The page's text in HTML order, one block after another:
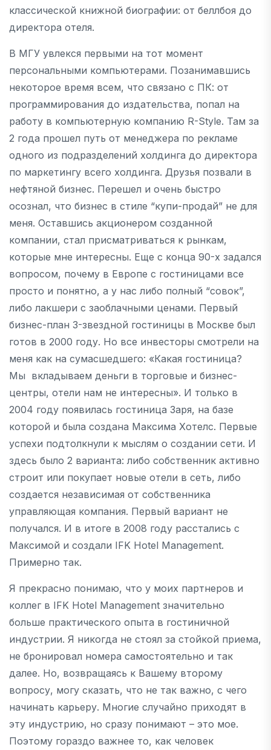
классической книжной биографии: от беллбоя до
директора отеля.
В МГУ увлекся первыми на тот момент
персональными компьютерами. Позанимавшись
некоторое время всем, что связано с ПК: от
программирования до издательства, попал на
работу в компьютерную компанию R-Style. Там за
2 года прошел путь от менеджера по рекламе
одного из подразделений холдинга до директора
по маркетингу всего холдинга. Друзья позвали в
нефтяной бизнес. Перешел и очень быстро
осознал, что бизнес в стиле “купи-продай” не для
меня. Оставшись акционером созданной
компании, стал присматриваться к рынкам,
которые мне интересны. Еще с конца 90-х задался
вопросом, почему в Европе с гостиницами все
просто и понятно, а у нас либо полный “совок”,
либо лакшери с заоблачными ценами. Первый
бизнес-план 3-звездной гостиницы в Москве был
готов в 2000 году. Но все инвесторы смотрели на
меня как на сумасшедшего: «Какая гостиница?
Мы вкладываем деньги в торговые и бизнес-
центры, отели нам не интересны». И только в
2004 году появилась гостиница Заря, на базе
которой и была создана Максима Хотелс. Первые
успехи подтолкнули к мыслям о создании сети. И
здесь было 2 варианта: либо собственник активно
строит или покупает новые отели в сеть, либо
создается независимая от собственника
управляющая компания. Первый вариант не
получался. И в итоге в 2008 году расстались с
Максимой и создали IFK Hotel Management.
Примерно так.
Я прекрасно понимаю, что у моих партнеров и
коллег в IFK Hotel Management значительно
больше практического опыта в гостиничной
индустрии. Я никогда не стоял за стойкой приема,
не бронировал номера самостоятельно и так
далее. Но, возвращаясь к Вашему второму
вопросу, могу сказать, что не так важно, с чего
начинать карьеру. Многие случайно приходят в
эту индустрию, но сразу понимают – это мое.
Поэтому гораздо важнее то, как человек